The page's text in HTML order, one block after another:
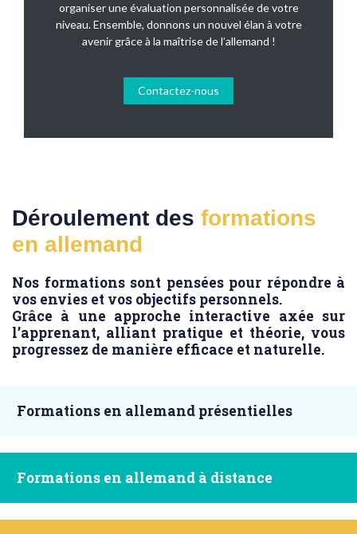
organiser une évaluation personnalisée de votre
niveau. Ensemble, donnons un nouvel élan à votre
avenir grâce à la maîtrise de l’allemand !
Contactez-nous
Déroulement des formations
en allemand
Nos formations sont pensées pour répondre à
vos envies et vos objectifs personnels.
Grâce à une approche interactive axée sur
l’apprenant, alliant pratique et théorie, vous
progressez de manière efficace et naturelle.
Formations en allemand présentielles
Formations en allemand à distance